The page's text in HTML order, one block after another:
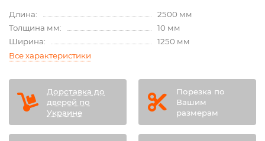
Длина:
2500 мм
Толщина мм:
10 мм
Ширина:
1250 мм
Все характеристики
Дорставка до
дверей по
Украине
Порезка по
Вашим
размерам